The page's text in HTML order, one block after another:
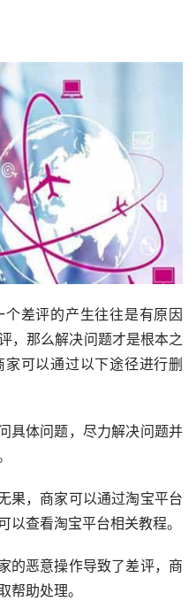
差评的产生往往是有原因
，那么解决问题才是根本之
可以通过以下途径进行删
具体问题，尽力解决问题并
果，商家可以通过淘宝平台
查看淘宝平台相关教程。
的恶意操作导致了差评，商
帮助处理。